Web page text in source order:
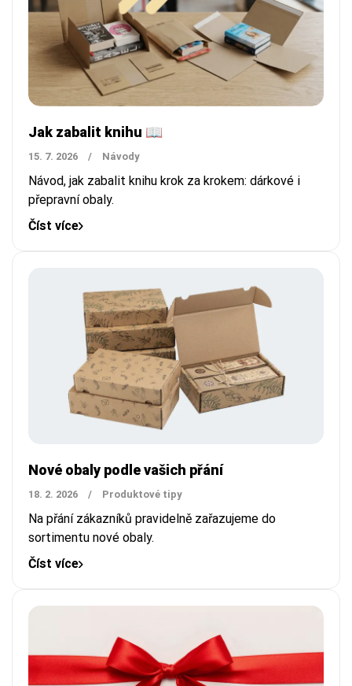
Jak zabalit knihu 📖
15. 7. 2026 / Návody
Návod, jak zabalit knihu krok za krokem: dárkové i
přepravní obaly.
Číst více
Nové obaly podle vašich přání
18. 2. 2026 / Produktové tipy
Na přání zákazníků pravidelně zařazujeme do
sortimentu nové obaly.
Číst více